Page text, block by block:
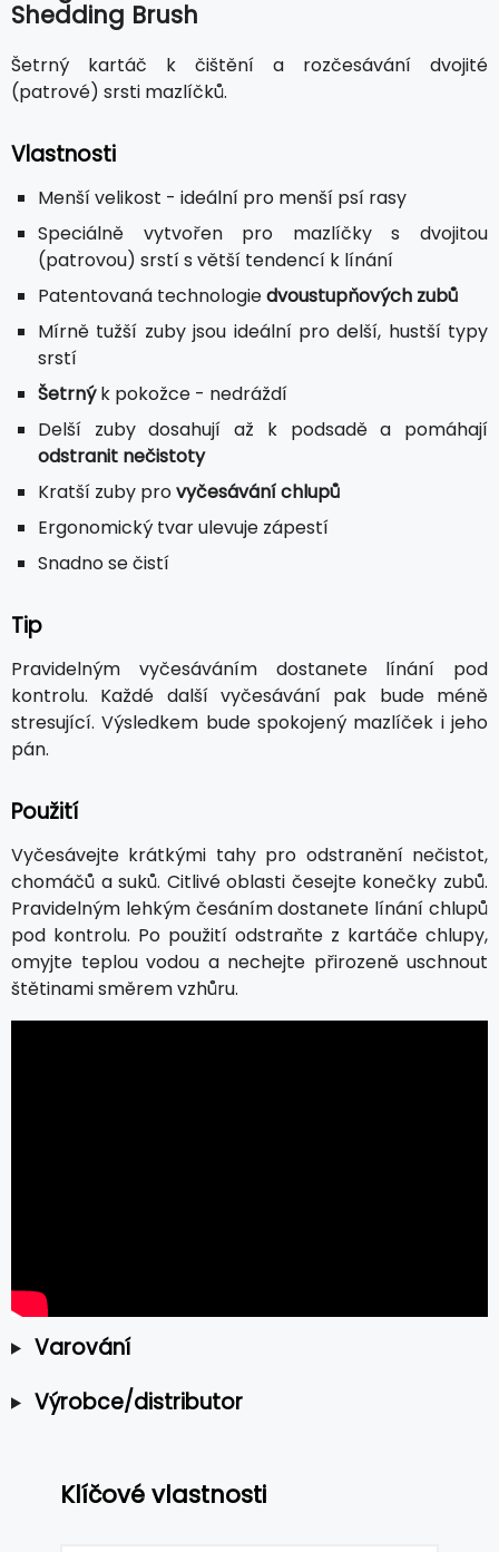
Shedding Brush
Šetrný kartáč k čištění a rozčesávání dvojité
(patrové) srsti mazlíčků.
Vlastnosti
Menší velikost - ideální pro menší psí rasy
Speciálně vytvořen pro mazlíčky s dvojitou
(patrovou) srstí s větší tendencí k línání
Patentovaná technologiedvoustupňových zubů
Mírně tužší zuby jsou ideální pro delší, hustší typy
srstí
Šetrnýk pokožce - nedráždí
Delší zuby dosahují až k podsadě a pomáhají
odstranit nečistoty
Kratší zuby provyčesávání chlupů
Ergonomický tvar ulevuje zápestí
Snadno se čistí
Tip
Pravidelným vyčesáváním dostanete línání pod
kontrolu. Každé další vyčesávání pak bude méně
stresující. Výsledkem bude spokojený mazlíček i jeho
pán.
Použití
Vyčesávejte krátkými tahy pro odstranění nečistot,
chomáčů a suků. Citlivé oblasti česejte konečky zubů.
Pravidelným lehkým česáním dostanete línání chlupů
pod kontrolu. Po použití odstraňte z kartáče chlupy,
omyjte teplou vodou a nechejte přirozeně uschnout
štětinami směrem vzhůru.
Varování
Výrobce/distributor
Klíčové vlastnosti